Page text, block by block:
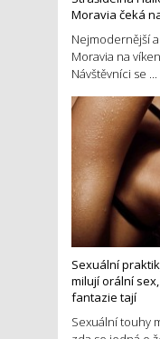
Moravia čeká
Nejmodernější
Moravia na
Návštěvníci se ...
Sexuální
milují orální
fantazie tají
Sexuální touhy